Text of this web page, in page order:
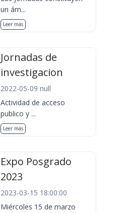
un ám...
Leer más
Jornadas de
investigacion
2022-05-09 null
Actividad de acceso
publico y ...
Leer más
Expo Posgrado
2023
2023-03-15 18:00:00
Miércoles 15 de marzo